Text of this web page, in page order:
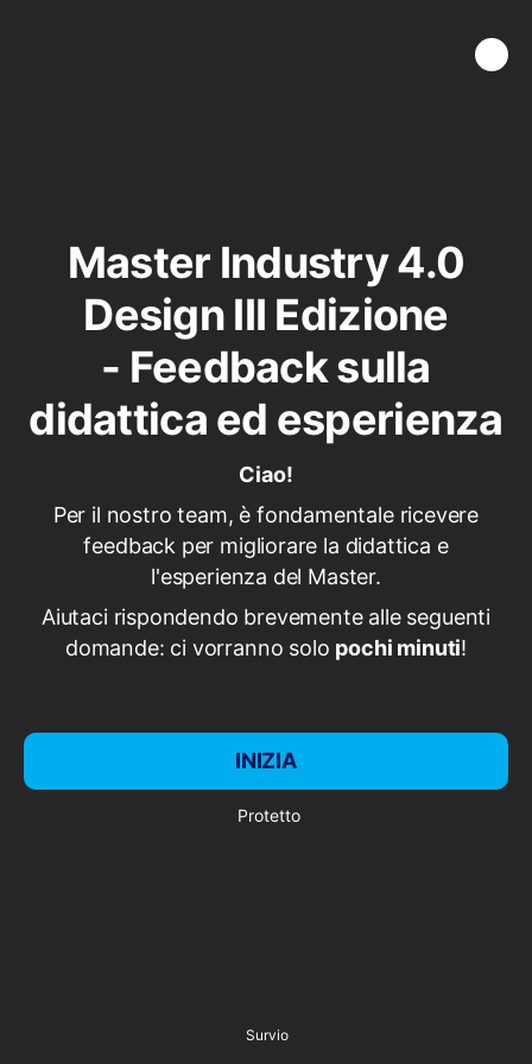
Master Industry 4.0
Design III Edizione
- Feedback sulla
didattica ed esperienza
Ciao!
Per il nostro team, è fondamentale ricevere
feedback per migliorare la didattica e
l'esperienza del Master.
Aiutaci rispondendo brevemente alle seguenti
domande: ci vorranno solo pochi minuti!
INIZIA
Protetto
Survio